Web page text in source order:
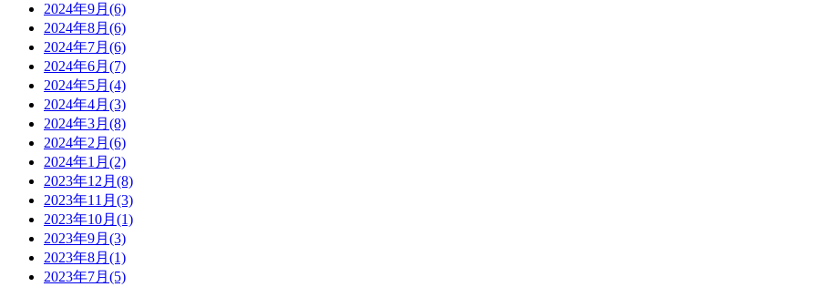
2024年9月(6)
2024年8月(6)
2024年7月(6)
2024年6月(7)
2024年5月(4)
2024年4月(3)
2024年3月(8)
2024年2月(6)
2024年1月(2)
2023年12月(8)
2023年11月(3)
2023年10月(1)
2023年9月(3)
2023年8月(1)
2023年7月(5)